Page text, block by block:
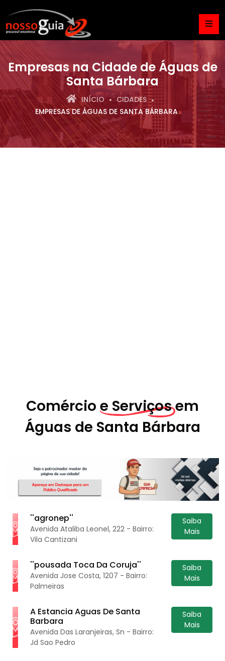
Empresas na Cidade de Águas de
Santa Bárbara
INÍCIO
CIDADES
EMPRESAS DE ÁGUAS DE SANTA BÁRBARA
Comércio e Serviços em
Águas de Santa Bárbara
''agronep''
Avenida Ataliba Leonel, 222 - Bairro:
Vila Cantizani
Saiba
Mais
''pousada Toca Da Coruja''
Avenida Jose Costa, 1207 - Bairro:
Palmeiras
Saiba
Mais
A Estancia Aguas De Santa
Barbara
Avenida Das Laranjeiras, Sn - Bairro:
Jd Sao Pedro
Saiba
Mais